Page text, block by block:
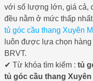
với số lượng lớn, giá cả,
đều nằm ở mức thấp
tủ góc cầu thang Xuyên
luôn được lựa chọn
BRVT.
✔ Từ khóa tìm kiếm : tủ
tủ góc cầu thang Xuyên